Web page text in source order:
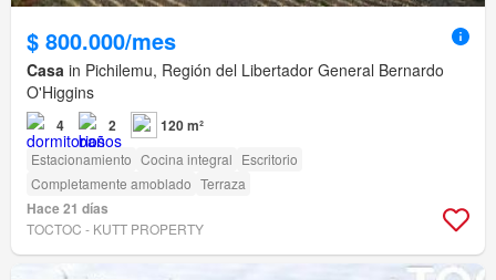
$ 800.000/mes
Casa in Pichilemu, Región del Libertador General Bernardo
O'Higgins
4 2 120 m²
Estacionamiento Cocina integral Escritorio
Completamente amoblado Terraza
Hace 21 días
TOCTOC - KUTT PROPERTY